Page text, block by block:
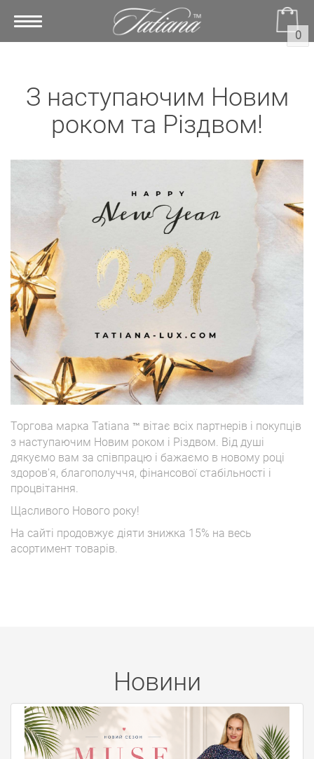
Toggle
0
З наступаючим Новим
роком та Різдвом!
Торгова марка Tatiana ™ вітає всіх партнерів і покупців
з наступаючим Новим роком і Різдвом. Від душі
дякуємо вам за співпрацю і бажаємо в новому році
здоров'я, благополуччя, фінансової стабільності і
процвітання.
Щасливого Нового року!
На сайті продовжує діяти знижка 15% на весь
асортимент товарів.
Новини